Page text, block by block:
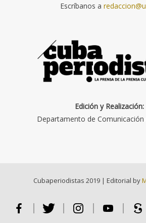
Escríbanos a
Edición y Realización:
Departamento de Comunicación
Cubaperiodistas 2019 | Editorial by
Facebook Twitter Instagram Youtube Scribd